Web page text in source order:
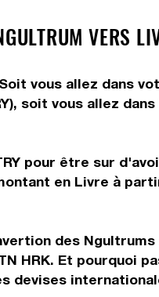
VERS
vous allez dans
soit vous allez
pour être sur
en Livre à
des
HRK. Et pourquoi
devises